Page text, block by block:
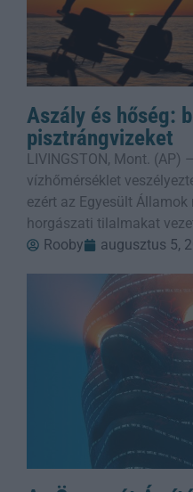
Aszály és hőség:
pisztrángvizeket
LIVINGSTON, Mont.
vízhőmérséklet
ezért az Egyesült
horgászati tilalmakat
Rooby
augusztus 5,